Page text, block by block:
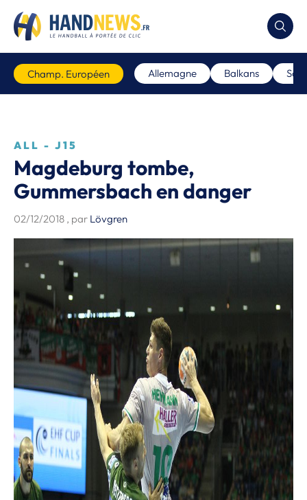
Champ. Européen Allemagne Balkans
ALL - J15
Magdeburg tombe,
Gummersbach en danger
02/12/2018 , par Lövgren